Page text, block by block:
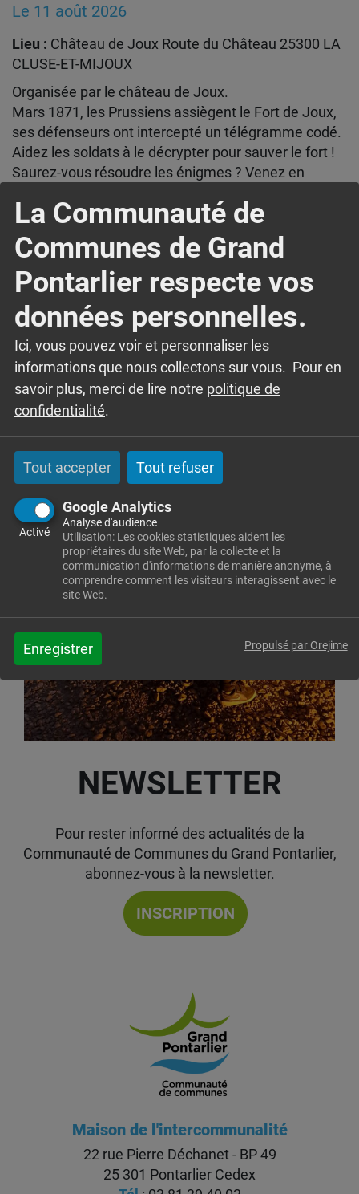
La Communauté de
Communes de Grand
Pontarlier respecte vos
données personnelles.
Ici, vous pouvez voir et personnaliser les
informations que nous collectons sur vous. Pour en
savoir plus, merci de lire notre politique de
confidentialité.
Tout accepter Tout refuser
Google Analytics
Activé
Analyse d'audience
Utilisation: Les cookies statistiques aident les
propriétaires du site Web, par la collecte et la
communication d'informations de manière anonyme, à
comprendre comment les visiteurs interagissent avec le
site Web.
Enregistrer Propulsé par Orejime
Le 11 août 2026
Lieu : Château de Joux Route du Château 25300 LA
CLUSE-ET-MIJOUX
Organisée par le château de Joux.
Mars 1871, les Prussiens assiègent le Fort de Joux,
ses défenseurs ont intercepté un télégramme codé.
Aidez les soldats à le décrypter pour sauver le fort !
Saurez-vous résoudre les énigmes ? Venez en
En famille, enfants à partir de 6 ans et réservation
obligatoire jusqu’à 18h la veille.
NEWSLETTER
Pour rester informé des actualités de la
Communauté de Communes du Grand Pontarlier,
abonnez-vous à la newsletter.
INSCRIPTION
Maison de l'intercommunalité
22 rue Pierre Déchanet - BP 49
25 301 Pontarlier Cedex